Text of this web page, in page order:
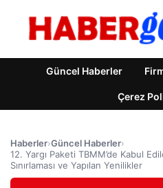
Güncel Haberler
Çerez
Haberler›Güncel Haberler›
12. Yargı Paketi TBMM’de Kabul
Sınırlaması ve Yapılan Yenilikler